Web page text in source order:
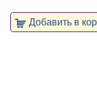
Добавить в